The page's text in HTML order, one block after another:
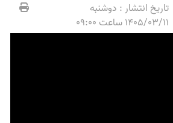
تاریخ انتشار : دوشنبه
1405/03/11 ساعت 09:00